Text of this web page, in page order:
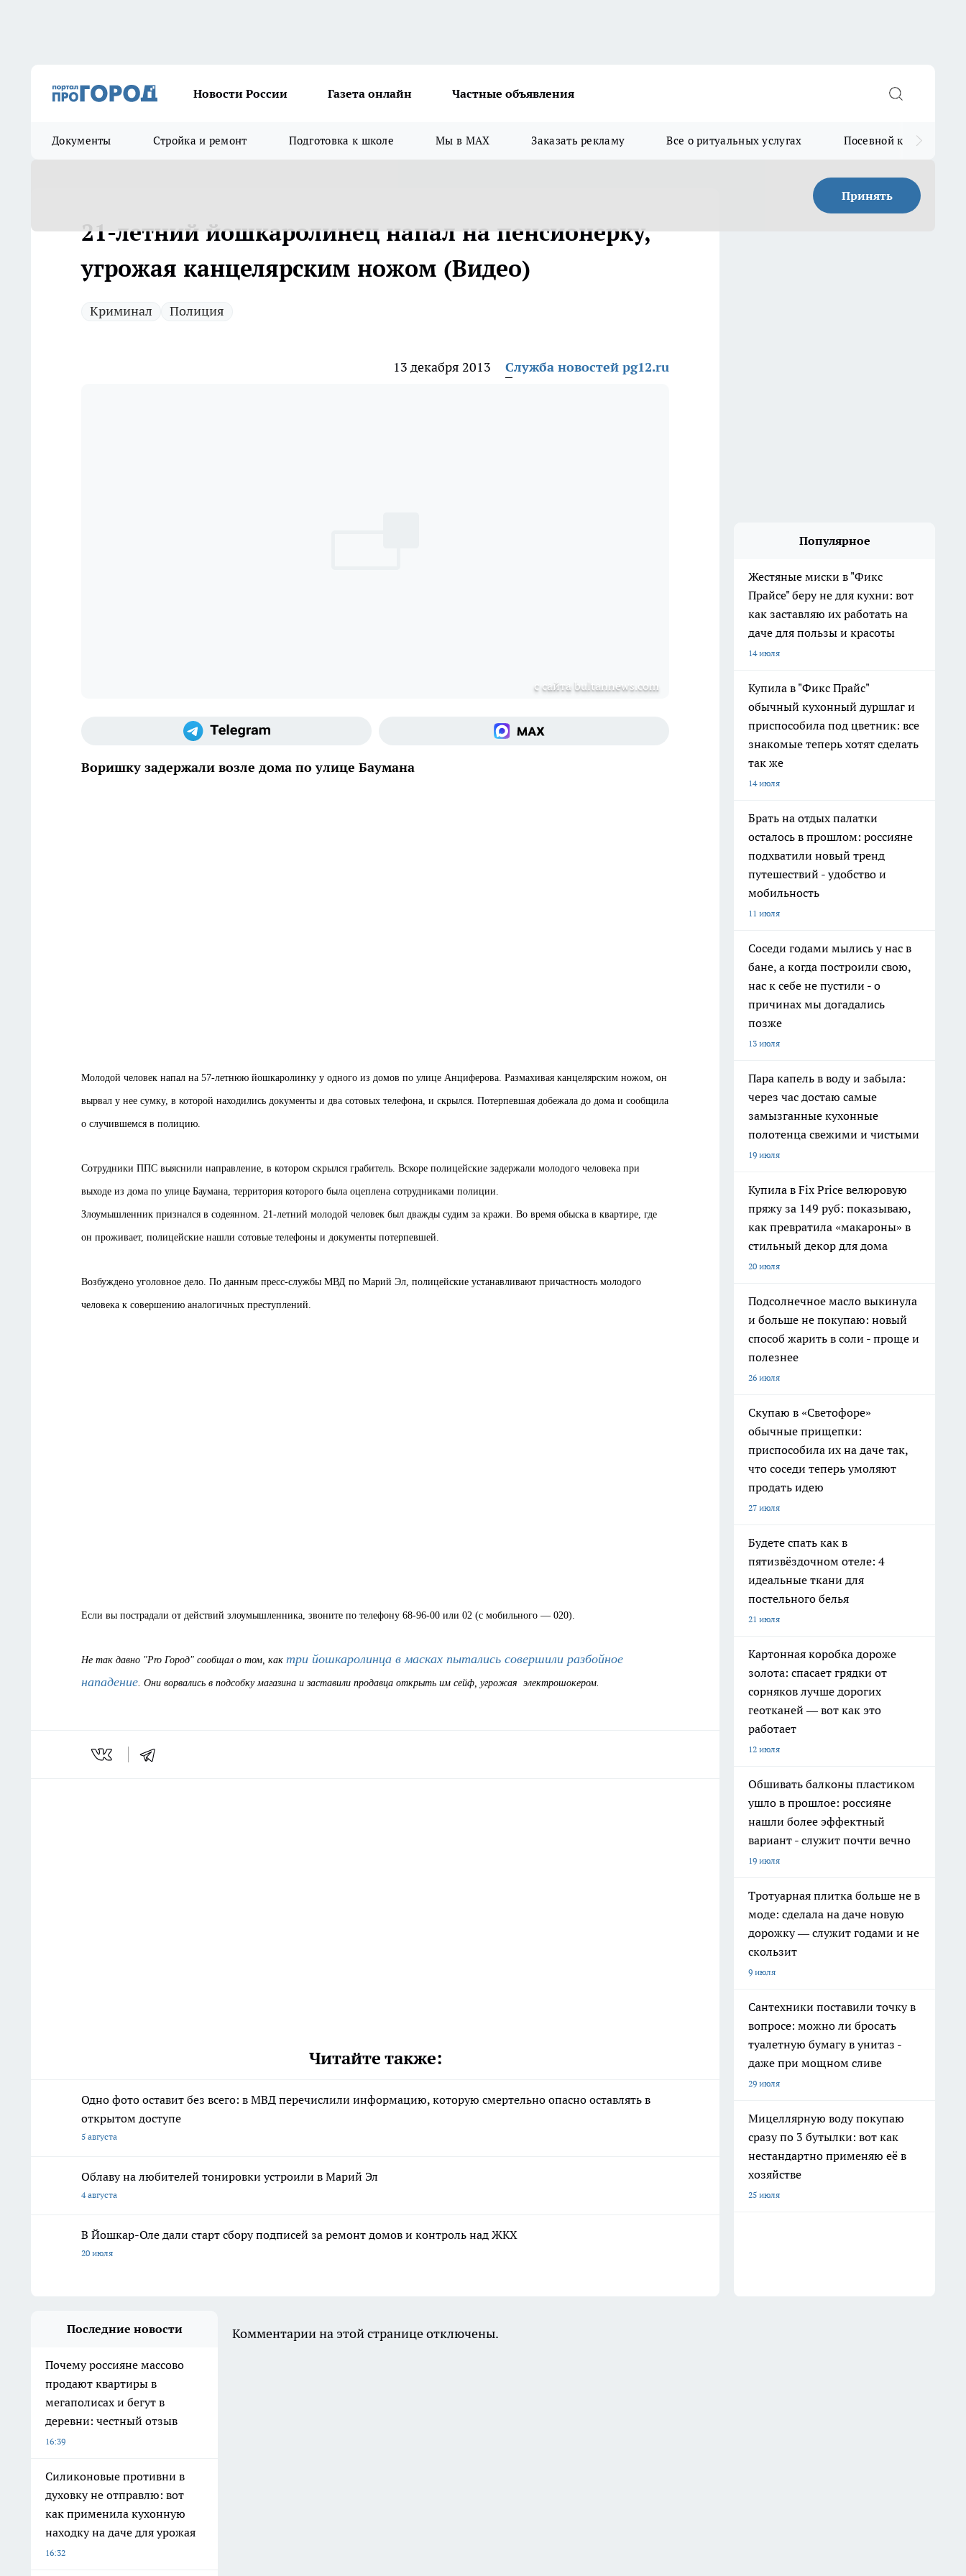
Новости России Газета онлайн Частные объявления
Документы Стройка и ремонт Подготовка к школе Мы в MAX Заказать рекламу Все о ритуальных услугах Посевной календарь
Принять
21-летний йошкаролинец напал на пенсионерку,
угрожая канцелярским ножом (Видео)
Криминал Полиция
13 декабря 2013 Служба новостей pg12.ru
с сайта bultannews.com
Воришку задержали возле дома по улице Баумана
Молодой человек напал на 57-летнюю йошкаролинку у одного из домов по улице Анциферова. Размахивая канцелярским ножом, он
вырвал у нее сумку, в которой находились документы и два сотовых телефона, и скрылся. Потерпевшая добежала до дома и сообщила
о случившемся в полицию.
Сотрудники ППС выяснили направление, в котором скрылся грабитель. Вскоре полицейские задержали молодого человека при
выходе из дома по улице Баумана, территория которого была оцеплена сотрудниками полиции.
Злоумышленник признался в содеянном. 21-летний молодой человек был дважды судим за кражи. Во время обыска в квартире, где
он проживает, полицейские нашли сотовые телефоны и документы потерпевшей.
Возбуждено уголовное дело. По данным пресс-службы МВД по Марий Эл, полицейские устанавливают причастность молодого
человека к совершению аналогичных преступлений.
Если вы пострадали от действий злоумышленника, звоните по телефону 68-96-00 или 02 (с мобильного — 020).
Не так давно "Pro Город" сообщал о том, как три йошкаролинца в масках пытались совершили разбойное
нападение. Они ворвались в подсобку магазина и заставили продавца открыть им сейф, угрожая электрошокером.
Читайте также:
Одно фото оставит без всего: в МВД перечислили информацию, которую смертельно опасно оставлять в
открытом доступе
5 августа
Облаву на любителей тонировки устроили в Марий Эл
4 августа
В Йошкар-Оле дали старт сбору подписей за ремонт домов и контроль над ЖКХ
20 июля
Популярное
Жестяные миски в "Фикс
Прайсе" беру не для кухни: вот
как заставляю их работать на
даче для пользы и красоты
14 июля
Купила в "Фикс Прайс"
обычный кухонный дуршлаг и
приспособила под цветник: все
знакомые теперь хотят сделать
так же
14 июля
Брать на отдых палатки
осталось в прошлом: россияне
подхватили новый тренд
путешествий - удобство и
мобильность
11 июля
Соседи годами мылись у нас в
бане, а когда построили свою,
нас к себе не пустили - о
причинах мы догадались
позже
13 июля
Пара капель в воду и забыла:
через час достаю самые
замызганные кухонные
полотенца свежими и чистыми
19 июля
Купила в Fix Price велюровую
пряжу за 149 руб: показываю,
как превратила «макароны» в
стильный декор для дома
20 июля
Подсолнечное масло выкинула
и больше не покупаю: новый
способ жарить в соли - проще и
полезнее
26 июля
Скупаю в «Светофоре»
обычные прищепки:
приспособила их на даче так,
что соседи теперь умоляют
продать идею
27 июля
Будете спать как в
пятизвёздочном отеле: 4
идеальные ткани для
постельного белья
21 июля
Картонная коробка дороже
золота: спасает грядки от
сорняков лучше дорогих
геотканей — вот как это
работает
12 июля
Обшивать балконы пластиком
ушло в прошлое: россияне
нашли более эффектный
вариант - служит почти вечно
19 июля
Тротуарная плитка больше не в
моде: сделала на даче новую
дорожку — служит годами и не
скользит
9 июля
Сантехники поставили точку в
вопросе: можно ли бросать
туалетную бумагу в унитаз -
даже при мощном сливе
29 июля
Мицеллярную воду покупаю
сразу по 3 бутылки: вот как
нестандартно применяю её в
хозяйстве
25 июля
Последние новости
Почему россияне массово
продают квартиры в
мегаполисах и бегут в
деревни: честный отзыв
16:39
Силиконовые противни в
духовку не отправлю: вот
как применила кухонную
находку на даче для урожая
16:32
Комментарии на этой странице отключены.